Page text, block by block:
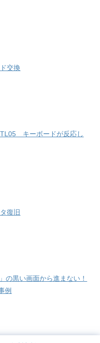
交換
キーボードが反応し
復旧
の黒い画面から進まない！
例